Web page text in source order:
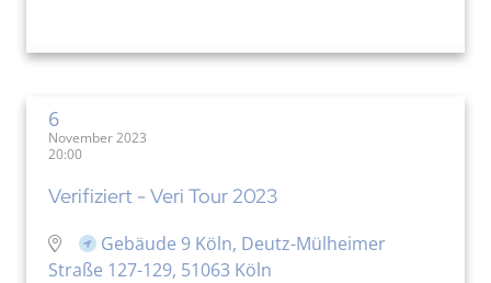
6
November 2023
20:00
Verifiziert - Veri Tour 2023
Gebäude 9 Köln, Deutz-Mülheimer
Straße 127-129, 51063 Köln